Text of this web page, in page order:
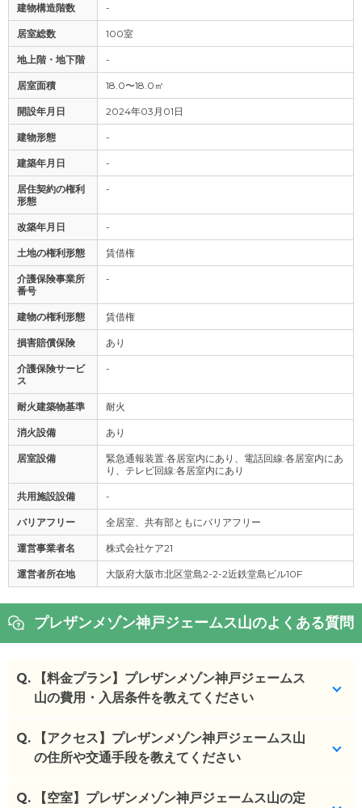
建物構造階数 -
居室総数 100室
地上階・地下階 -
居室面積 18.0〜18.0㎡
開設年月日 2024年03月01日
建物形態 -
建築年月日 -
居住契約の権利
形態
-
改築年月日 -
土地の権利形態 賃借権
介護保険事業所
番号
-
建物の権利形態 賃借権
損害賠償保険 あり
介護保険サービ
ス
-
耐火建築物基準 耐火
消火設備 あり
居室設備
緊急通報装置:各居室内にあり、電話回線:各居室内にあ
り、テレビ回線:各居室内にあり
共用施設設備 -
バリアフリー 全居室、共有部ともにバリアフリー
運営事業者名 株式会社ケア21
運営者所在地 大阪府大阪市北区堂島2-2-2近鉄堂島ビル10F
プレザンメゾン神戸ジェームス山のよくある質問
Q.
【料金プラン】プレザンメゾン神戸ジェームス
山の費用・入居条件を教えてください
プレザンメゾン神戸ジェームス山の入居金・月額料
金は次のとおりです。
・月額費用が22.6万円
Q.
【アクセス】プレザンメゾン神戸ジェームス山
の住所や交通手段を教えてください
プレザンメゾン神戸ジェームス山の交通アクセス
Q. 【空室】プレザンメゾン神戸ジェームス山の定